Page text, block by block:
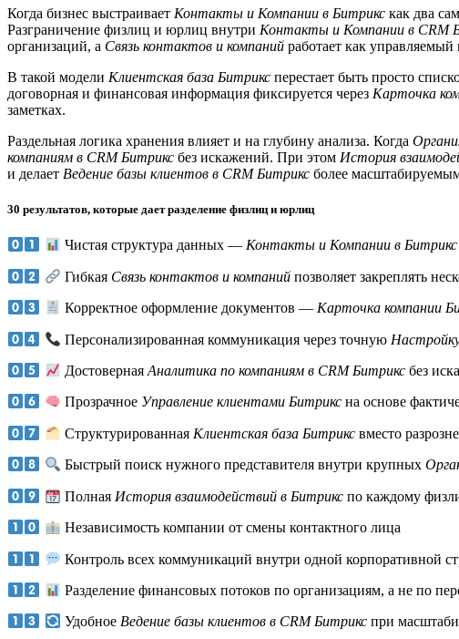
Когда бизнес выстраивает Контакты и Компании в Битрикс как два
Разграничение физлиц и юрлиц внутри Контакты и Компании в CRM
организаций, а Связь контактов и компаний работает как управляемый
В такой модели Клиентская база Битрикс перестает быть просто
договорная и финансовая информация фиксируется через Карточка
заметках.
Раздельная логика хранения влияет и на глубину анализа. Когда
компаниям в CRM Битрикс без искажений. При этом История
и делает Ведение базы клиентов в CRM Битрикс более
30 результатов, которые дает разделение физлиц и юрлиц
Чистая структура данных — Контакты и Компании в Битрикс
Гибкая Связь контактов и компанийпозволяет закреплять
Корректное оформление документов — Карточка компании
Персонализированная коммуникация через точную
ДостовернаяАналитика по компаниям в CRM Битриксбез
Прозрачное Управление клиентами Битриксна основе
Структурированная Клиентская база Битриксвместо
Быстрый поиск нужного представителя внутри крупных
Полная История взаимодействий в Битрикспо каждому
Независимость компании от смены контактного лица
Контроль всех коммуникаций внутри одной корпоративной
Разделение финансовых потоков по организациям, а не по
Удобное Ведение базы клиентов в CRM Битрикспри